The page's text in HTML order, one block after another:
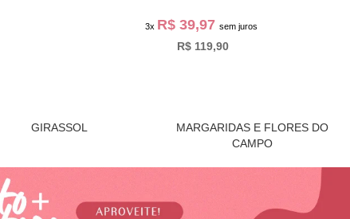
3x R$ 73,30 sem juros
R$ 219,90
GIRASSOL
MARGARIDAS E FLORES DO
CAMPO